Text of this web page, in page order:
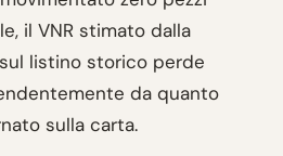
il VNR stimato dalla
listino storico perde
da quanto
sulla carta.